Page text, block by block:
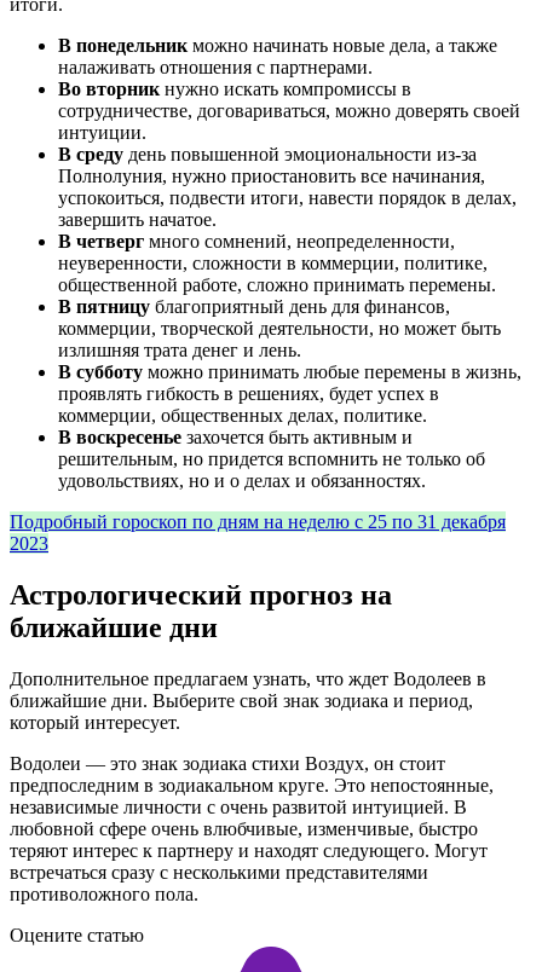
В понедельник можно начинать новые дела, а также
налаживать отношения с партнерами.
Во вторник нужно искать компромиссы в
сотрудничестве, договариваться, можно доверять своей
интуиции.
В среду день повышенной эмоциональности из-за
Полнолуния, нужно приостановить все начинания,
успокоиться, подвести итоги, навести порядок в делах,
завершить начатое.
В четверг много сомнений, неопределенности,
неуверенности, сложности в коммерции, политике,
общественной работе, сложно принимать перемены.
В пятницу благоприятный день для финансов,
коммерции, творческой деятельности, но может быть
излишняя трата денег и лень.
В субботу можно принимать любые перемены в жизнь,
проявлять гибкость в решениях, будет успех в
коммерции, общественных делах, политике.
В воскресенье захочется быть активным и
решительным, но придется вспомнить не только об
удовольствиях, но и о делах и обязанностях.
Подробный гороскоп по дням на неделю с 25 по 31 декабря
2023
Астрологический прогноз на
ближайшие дни
Дополнительное предлагаем узнать, что ждет Водолеев в
ближайшие дни. Выберите свой знак зодиака и период,
который интересует.
Водолеи — это знак зодиака стихи Воздух, он стоит
предпоследним в зодиакальном круге. Это непостоянные,
независимые личности с очень развитой интуицией. В
любовной сфере очень влюбчивые, изменчивые, быстро
теряют интерес к партнеру и находят следующего. Могут
встречаться сразу с несколькими представителями
противоложного пола.
Оцените статью